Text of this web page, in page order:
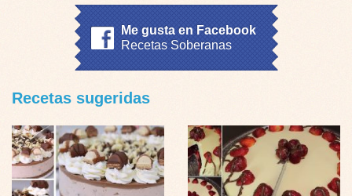
Me gusta en Facebook
Recetas Soberanas
Recetas sugeridas